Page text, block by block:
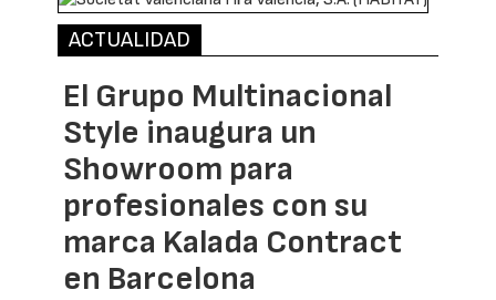
ACTUALIDAD
El Grupo Multinacional
Style inaugura un
Showroom para
profesionales con su
marca Kalada Contract
en Barcelona